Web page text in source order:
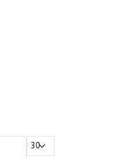
Mostrar #